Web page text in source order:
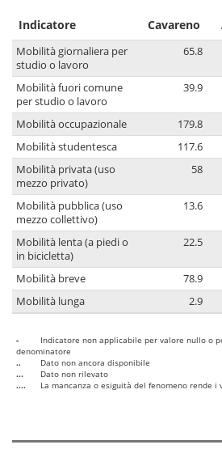
Indicatore Cavareno
Mobilità giornaliera per
studio o lavoro
65.8
Mobilità fuori comune
per studio o lavoro
39.9
Mobilità occupazionale 179.8
Mobilità studentesca
117.6
Mobilità privata (uso
mezzo privato)
58
Mobilità pubblica (uso
mezzo collettivo)
13.6
Mobilità lenta (a piedi o
in bicicletta)
22.5
Mobilità breve 78.9
Mobilità lunga
2.9
-
Indicatore non applicabile per valore nullo o
denominatore
..
Dato non ancora disponibile
...
Dato non rilevato
....
La mancanza o esiguità del fenomeno rende i